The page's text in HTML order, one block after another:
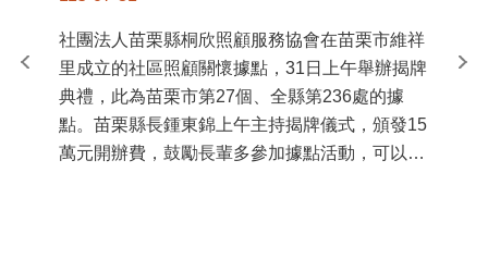
社團法人苗栗縣桐欣照顧服務協會在苗栗市維祥
里成立的社區照顧關懷據點，31日上午舉辦揭牌
典禮，此為苗栗市第27個、全縣第236處的據
點。苗栗縣長鍾東錦上午主持揭牌儀式，頒發15
萬元開辦費，鼓勵長輩多參加據點活動，可以更
苗